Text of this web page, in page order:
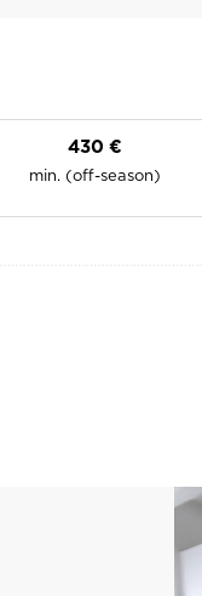
430 €
min. (off-season)